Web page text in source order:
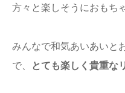
方々と楽しそうにおもち
みんなで和気あいあいと
で、
とても楽しく貴重な